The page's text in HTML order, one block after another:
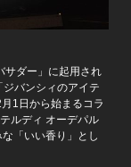
サダー」に起用され
バンシィのアイテ
1日から始まるコラ
ルディ オーデパル
「いい香り」とし